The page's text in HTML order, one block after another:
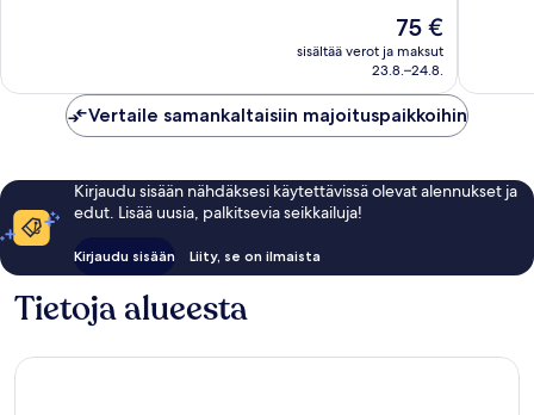
Hinta
on
75 €
75 €
sisältää verot ja maksut
23.8.–24.8.
Vertaile samankaltaisiin majoituspaikkoihin
Kirjaudu sisään nähdäksesi käytettävissä olevat alennukset ja
edut. Lisää uusia, palkitsevia seikkailuja!
Kirjaudu sisään Liity, se on ilmaista
Tietoja alueesta